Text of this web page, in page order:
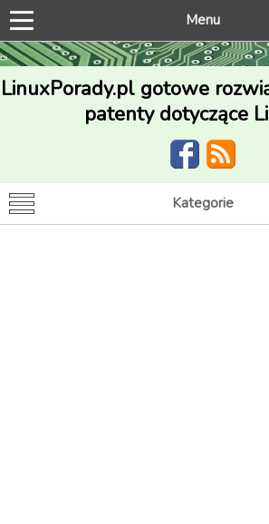
Menu
LinuxPorady.pl gotowe
patenty dotyczące
Kategorie